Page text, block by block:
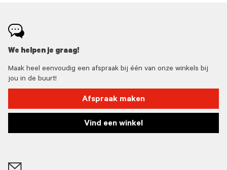
We helpen je graag!
Maak heel eenvoudig een afspraak bij één van onze winkels bij
jou in de buurt!
Afspraak maken
Vind een winkel